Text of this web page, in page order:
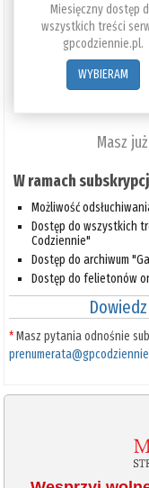
Miesięczny dostęp
wszystkich treści
gpcodziennie.pl.
WYBIERAM
Masz
W ramach
Możliwość
Dostęp do wszystkich
Codziennie"
Dostęp do archiwum
Dostęp do felietonów
*Masz pytania odnośnie